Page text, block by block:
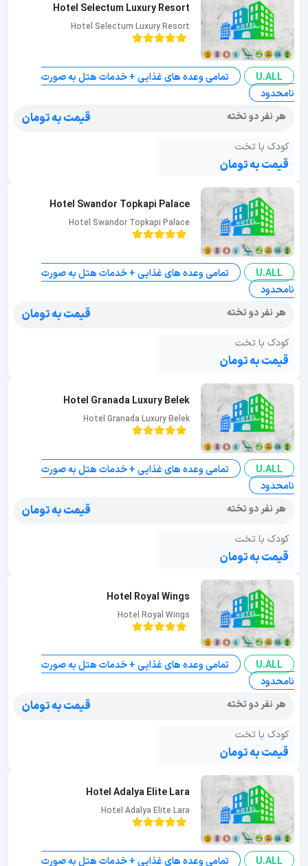
Hotel Selectum Luxury Resort
Hotel Selectum Luxury Resort
U.ALL
تمامی وعده های غذایی + خدمات هتل به صورت
نامحدود
هر نفر دو تخته
قیمت به تومان
کودک با تخت
قیمت به تومان
Hotel Swandor Topkapi Palace
Hotel Swandor Topkapi Palace
U.ALL
تمامی وعده های غذایی + خدمات هتل به صورت
نامحدود
هر نفر دو تخته
قیمت به تومان
کودک با تخت
قیمت به تومان
Hotel Granada Luxury Belek
Hotel Granada Luxury Belek
U.ALL
تمامی وعده های غذایی + خدمات هتل به صورت
نامحدود
هر نفر دو تخته
قیمت به تومان
کودک با تخت
قیمت به تومان
Hotel Royal Wings
Hotel Royal Wings
U.ALL
تمامی وعده های غذایی + خدمات هتل به صورت
نامحدود
هر نفر دو تخته
قیمت به تومان
کودک با تخت
قیمت به تومان
Hotel Adalya Elite Lara
Hotel Adalya Elite Lara
U.ALL تمامی وعده های غذایی + خدمات هتل به صورت